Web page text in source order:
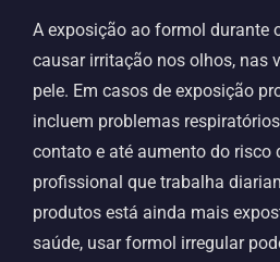
A exposição ao formol durante
causar irritação nos olhos, nas
pele. Em casos de exposição
incluem problemas
contato e até aumento do risco
profissional que trabalha
produtos está ainda mais
saúde, usar formol irregular